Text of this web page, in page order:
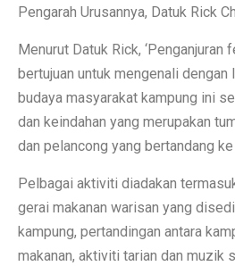
Pengarah Urusannya, Datuk Rick
Menurut Datuk Rick, ‘Penganjuran
bertujuan untuk mengenali
budaya masyarakat kampung ini
dan keindahan yang merupakan
dan pelancong yang bertandang ke
Pelbagai aktiviti diadakan
gerai makanan warisan yang
kampung, pertandingan antara
makanan, aktiviti tarian dan muzik